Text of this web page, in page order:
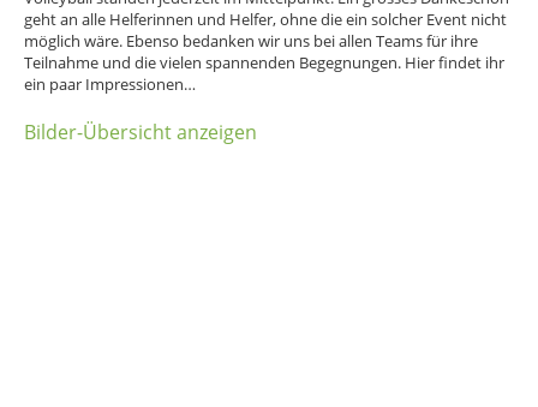
geht an alle Helferinnen und Helfer, ohne die ein solcher Event nicht
möglich wäre. Ebenso bedanken wir uns bei allen Teams für ihre
Teilnahme und die vielen spannenden Begegnungen. Hier findet ihr
ein paar Impressionen…
Bilder-Übersicht anzeigen